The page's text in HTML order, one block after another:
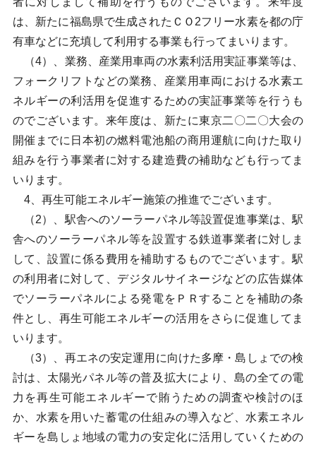
は、新たに福島県で生成されたＣＯ2フリー水素を都の庁
有車などに充填して利用する事業も行ってまいります。
（4）、業務、産業用車両の水素利活用実証事業等は、
フォークリフトなどの業務、産業用車両における水素エ
ネルギーの利活用を促進するための実証事業等を行うも
のでございます。来年度は、新たに東京二〇二〇大会の
開催までに日本初の燃料電池船の商用運航に向けた取り
組みを行う事業者に対する建造費の補助なども行ってま
いります。
4、再生可能エネルギー施策の推進でございます。
（2）、駅舎へのソーラーパネル等設置促進事業は、駅
舎へのソーラーパネル等を設置する鉄道事業者に対しま
して、設置に係る費用を補助するものでございます。駅
の利用者に対して、デジタルサイネージなどの広告媒体
でソーラーパネルによる発電をＰＲすることを補助の条
件とし、再生可能エネルギーの活用をさらに促進してま
いります。
（3）、再エネの安定運用に向けた多摩・島しょでの検
討は、太陽光パネル等の普及拡大により、島の全ての電
力を再生可能エネルギーで賄うための調査や検討のほ
か、水素を用いた蓄電の仕組みの導入など、水素エネル
ギーを島しょ地域の電力の安定化に活用していくための